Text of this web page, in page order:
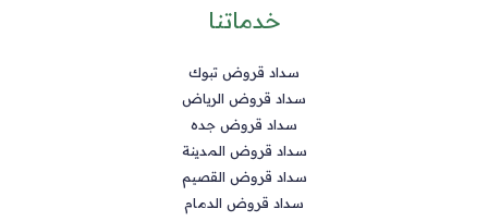
خدماتنا
سداد قروض تبوك
سداد قروض الرياض
سداد قروض جده
سداد قروض المدينة
سداد قروض القصيم
سداد قروض الدمام